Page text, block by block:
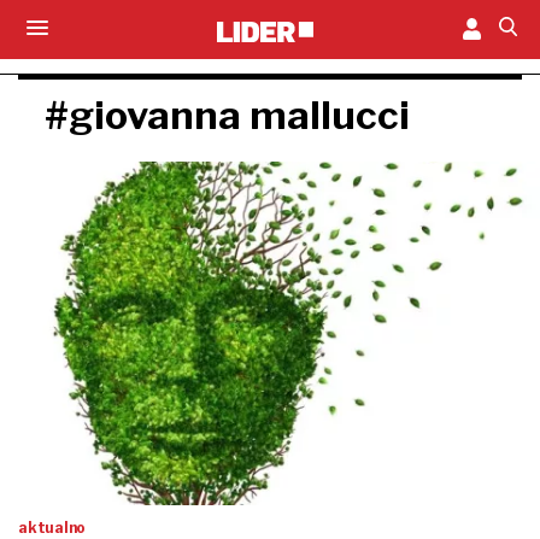
#giovanna mallucci
aktualno